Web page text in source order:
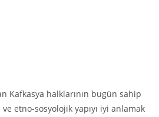
Kafkasya halklarının bugün sahip
etno-sosyolojik yapıyı iyi anlamak